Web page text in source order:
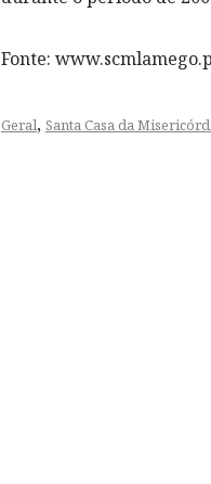
Fonte:
Geral, Santa Casa da